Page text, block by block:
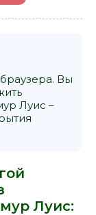
Вы
Луис –
Луис: